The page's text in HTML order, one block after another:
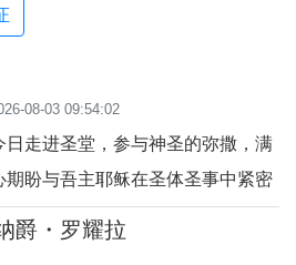
08-03 09:54:02
日走进圣堂，参与神圣的弥撒，满
期盼与吾主耶稣在圣体圣事中紧密
合。列队上前领受圣体，当司铎将
爵・罗耀拉